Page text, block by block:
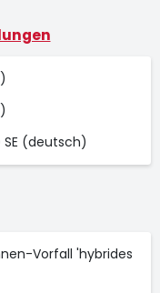
SE (deutsch)
Vorfall 'hybrides